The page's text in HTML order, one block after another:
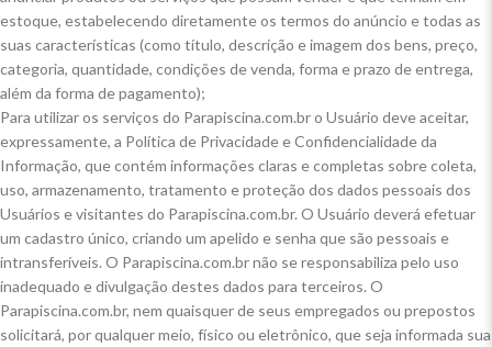
estoque, estabelecendo diretamente os termos do anúncio e todas as
suas características (como título, descrição e imagem dos bens, preço,
categoria, quantidade, condições de venda, forma e prazo de entrega,
além da forma de pagamento);
Para utilizar os serviços do Parapiscina.com.br o Usuário deve aceitar,
expressamente, a Política de Privacidade e Confidencialidade da
Informação, que contém informações claras e completas sobre coleta,
uso, armazenamento, tratamento e proteção dos dados pessoais dos
Usuários e visitantes do Parapiscina.com.br. O Usuário deverá efetuar
um cadastro único, criando um apelido e senha que são pessoais e
intransferíveis. O Parapiscina.com.br não se responsabiliza pelo uso
inadequado e divulgação destes dados para terceiros. O
Parapiscina.com.br, nem quaisquer de seus empregados ou prepostos
solicitará, por qualquer meio, físico ou eletrônico, que seja informada sua